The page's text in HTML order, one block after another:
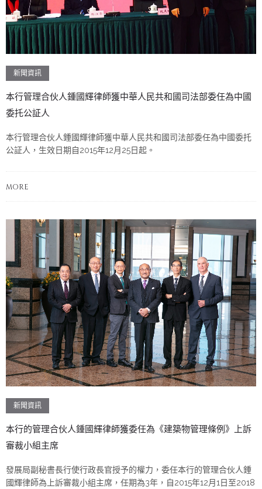
新聞資訊
本行管理合伙人鍾國輝律師獲中華人民共和國司法部委任為中國
委托公証人
本行管理合伙人鍾國輝律師獲中華人民共和國司法部委任為中國委托
公証人，生效日期自2015年12月25日起。
MORE
新聞資訊
本行的管理合伙人鍾國輝律師獲委任為《建築物管理條例》上訴
審裁小組主席
發展局副秘書長行使行政長官授予的權力，委任本行的管理合伙人鍾
國輝律師為上訴審裁小組主席，任期為3年，自2015年12月1日至2018